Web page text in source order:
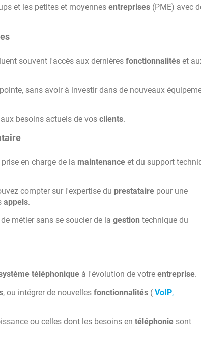
et les petites et moyennes entreprises (PME) avec
souvent l'accès aux dernières fonctionnalités et
sans avoir à investir dans de nouveaux
besoins actuels de vos clients.
en charge de la maintenance et du support
compter sur l'expertise du prestataire pour une
appels.
métier sans se soucier de la gestion technique du
téléphonique à l'évolution de votre entreprise.
, ou intégrer de nouvelles fonctionnalités ( VoIP,
ou celles dont les besoins en téléphonie sont